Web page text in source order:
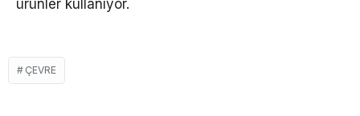
ürünler kullanıyor.
ÇEVRE